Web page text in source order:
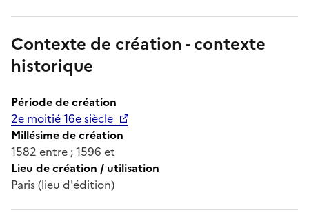
Contexte de création - contexte
historique
Période de création
2e moitié 16e siècle
Millésime de création
1582 entre ; 1596 et
Lieu de création / utilisation
Paris (lieu d'édition)